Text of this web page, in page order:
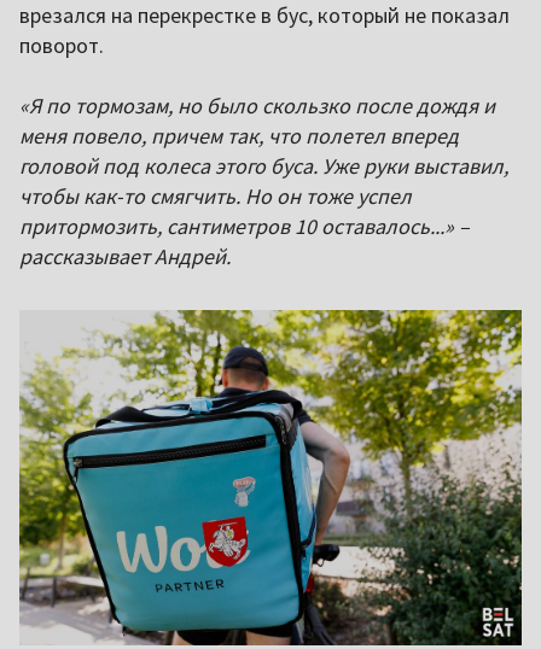
врезался на перекрестке в бус, который не показал
поворот.
«Я по тормозам, но было скользко после дождя и
меня повело, причем так, что полетел вперед
головой под колеса этого буса. Уже руки выставил,
чтобы как-то смягчить. Но он тоже успел
притормозить, сантиметров 10 оставалось...» –
рассказывает Андрей.